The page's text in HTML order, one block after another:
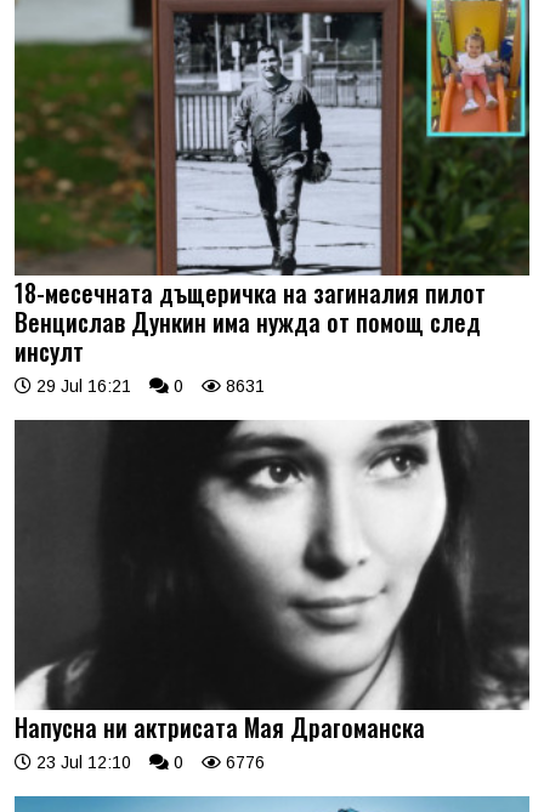
18-месечната дъщеричка на загиналия пилот
Венцислав Дункин има нужда от помощ след
инсулт
29 Jul 16:21 0 8631
Напусна ни актрисата Мая Драгоманска
23 Jul 12:10 0 6776